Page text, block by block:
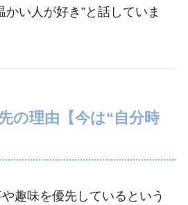
かい人が好き”と話していま
の理由【今は“自分時
趣味を優先しているという